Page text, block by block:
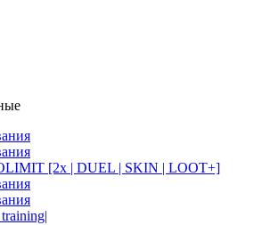
[2x | DUEL | SKIN | LOOT+]